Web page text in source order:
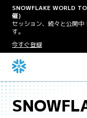
SNOWFLAKE WORLD
催）
セッション、続々と公開中
す。
今すぐ登録